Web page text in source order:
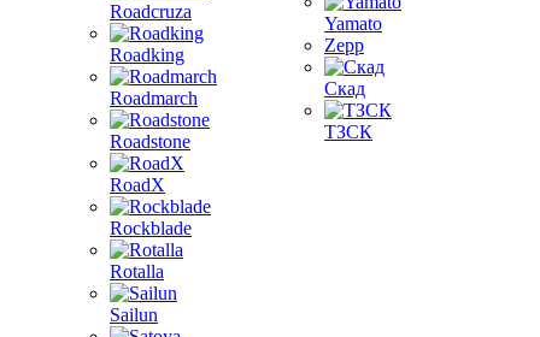
Roadcruza
Roadking
Roadmarch
Roadstone
RoadX
Rockblade
Rotalla
Sailun
Yamato
Zepp
Скад
ТЗСК